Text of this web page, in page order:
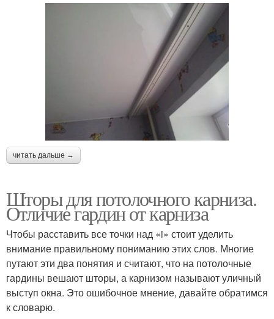
читать дальше →
Шторы для потолочного карниза.
Отличие гардин от карниза
Чтобы расставить все точки над «i» стоит уделить
внимание правильному пониманию этих слов. Многие
путают эти два понятия и считают, что на потолочные
гардины вешают шторы, а карнизом называют уличный
выступ окна. Это ошибочное мнение, давайте обратимся
к словарю.